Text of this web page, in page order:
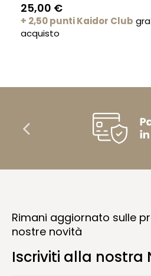
25,00 €
+ 2,50 punti Kaidor Club
acquisto
Rimani aggiornato sulle
nostre novità
Iscriviti alla nostra